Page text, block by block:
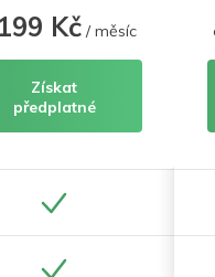
199 Kč/ měsíc
Získat
předplatné